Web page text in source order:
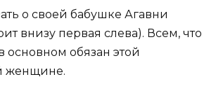
о своей бабушке Агавни
внизу первая слева). Всем, что
основном обязан этой
женщине.